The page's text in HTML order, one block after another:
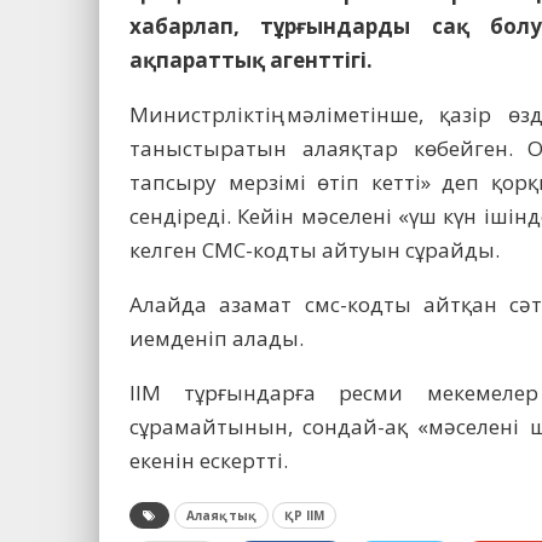
хабарлап, тұрғындарды сақ
ақпараттық агенттігі.
Министрліктің мәліметінше, қазір
таныстыратын алаяқтар көбейген.
тапсыру мерзімі өтіп кетті» деп
сендіреді. Кейін мәселені «үш күн
келген СМС-кодты айтуын сұрайды.
Алайда азамат смс-кодты айтқан
иемденіп алады.
ІІМ тұрғындарға ресми
сұрамайтынын, сондай-ақ «мәселені
екенін ескертті.
Алаяқтық ҚР ІІМ